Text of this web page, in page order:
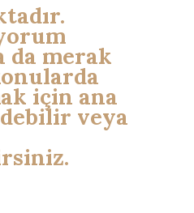
da merak
için ana
veya